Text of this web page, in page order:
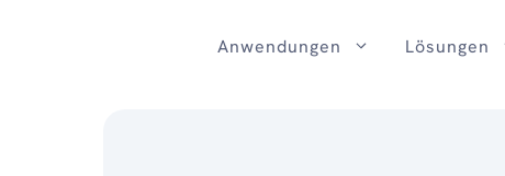
Anwendungen Lösungen